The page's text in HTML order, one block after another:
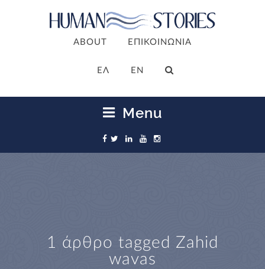
ABOUT ΕΠΙΚΟΙΝΩΝΙΑ
ΕΛ EN
Menu
1 άρθρο tagged Zahid
wavas